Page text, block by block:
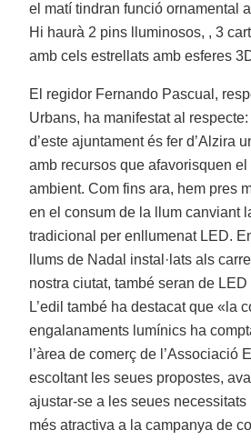
el matí tindran funció ornamental
Hi haurà 2 pins lluminosos, , 3
amb cels estrellats amb esferes
El regidor Fernando Pascual,
Urbans, ha manifestat al
d’este ajuntament és fer d’Alzira
amb recursos que afavorisquen
ambient. Com fins ara, hem pres
en el consum de la llum canviant
tradicional per enllumenat LED.
llums de Nadal instal·lats als
nostra ciutat, també seran de
L’edil també ha destacat que «la
engalanaments lumínics ha
l’àrea de comerç de l’Associació
escoltant les seues propostes,
ajustar-se a les seues
més atractiva a la campanya de